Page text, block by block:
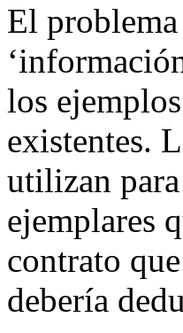
El problema
los
existentes.
utilizan
ejemplares
contrato
debería